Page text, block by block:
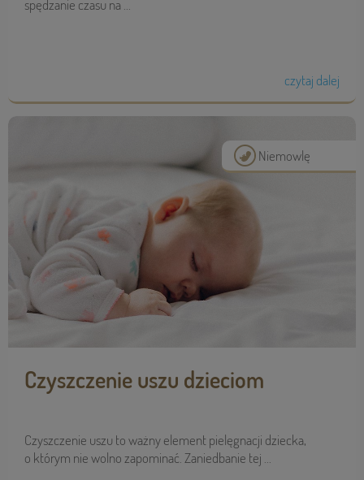
spędzanie czasu na ...
czytaj dalej
Niemowlę
Czyszczenie uszu dzieciom
Czyszczenie uszu to ważny element pielęgnacji dziecka,
o którym nie wolno zapominać. Zaniedbanie tej ...